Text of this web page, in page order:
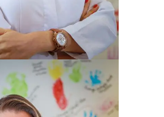
BERWANGER